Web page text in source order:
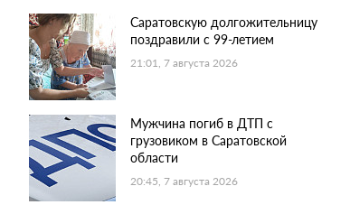
Саратовскую долгожительницу
поздравили с 99-летием
21:01, 7 августа 2026
Мужчина погиб в ДТП с
грузовиком в Саратовской
области
20:45, 7 августа 2026